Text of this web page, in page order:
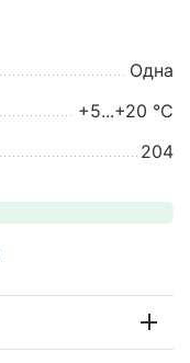
Одна
+5...+20 °C
204